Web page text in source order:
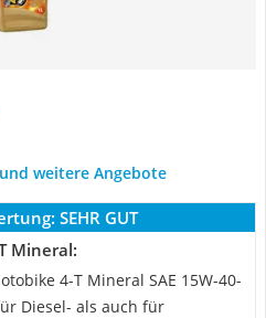
weitere Angebote
SEHR GUT
Mineral:
4-T Mineral SAE 15W-40-
Diesel- als auch für